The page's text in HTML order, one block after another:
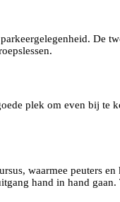
De
plek om even bij te
waarmee peuters
hand in hand